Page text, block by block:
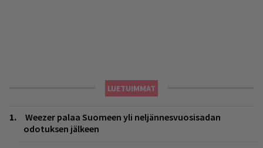
LUETUIMMAT
Weezer palaa Suomeen yli neljännesvuosisadan
odotuksen jälkeen